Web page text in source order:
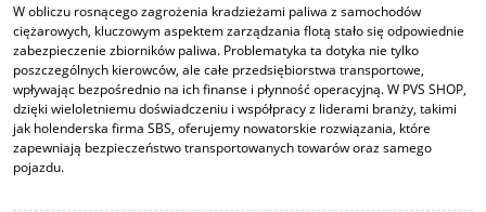
W obliczu rosnącego zagrożenia kradzieżami paliwa z samochodów
ciężarowych, kluczowym aspektem zarządzania flotą stało się odpowiednie
zabezpieczenie zbiorników paliwa. Problematyka ta dotyka nie tylko
poszczególnych kierowców, ale całe przedsiębiorstwa transportowe,
wpływając bezpośrednio na ich finanse i płynność operacyjną. W PVS SHOP,
dzięki wieloletniemu doświadczeniu i współpracy z liderami branży, takimi
jak holenderska firma SBS, oferujemy nowatorskie rozwiązania, które
zapewniają bezpieczeństwo transportowanych towarów oraz samego
pojazdu.